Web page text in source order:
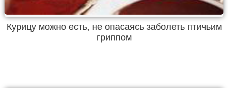
Курицу можно есть, не опасаясь заболеть птичьим
гриппом